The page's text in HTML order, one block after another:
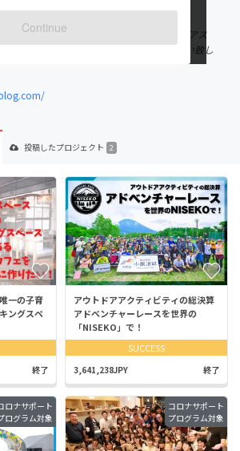
Continue
岐阜県
ドゲーム、猫が好きです。 最近は、トライアス
少しづつ練習を始めました。 よろしくお願い致し
投稿したプロジェクト 2
一の子育
ングスペ
終了
アウトドアアクティビティの総決算
アドベンチャーレースを世界の
「NISEKO」で！
SUCCESS
3,641,238JPY 終了
ロナサポート
ログラム対象
コロナサポート
プログラム対象